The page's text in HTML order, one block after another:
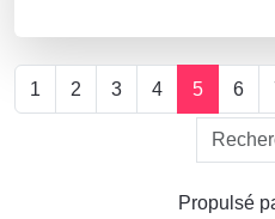
1 2 3 4 5 6
Propulsé